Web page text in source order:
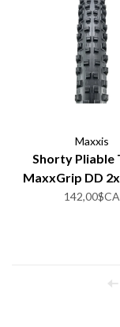
Maxxis
Shorty Pliable
MaxxGrip DD
142,00$CA